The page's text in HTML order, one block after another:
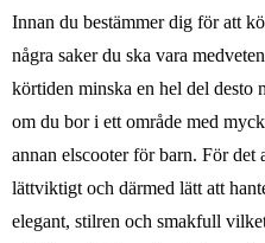
Innan du bestämmer dig för att
några saker du ska vara
körtiden minska en hel del desto
om du bor i ett område med
annan elscooter för barn. För
lättviktigt och därmed lätt att
elegant, stilren och smakfull